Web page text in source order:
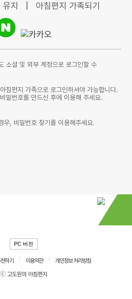
지 아침편지 가족되기
소셜 및 외부 계정으로 로그인할 수
침편지 가족으로 로그인하셔야 가능합니다.
밀번호를 만드신 후에 이용해 주세요.
우, 비밀번호 찾기를 이용해주세요.
PC 버전
하기 이용약관
개인정보 처리방침
ⓒ 고도원의 아침편지